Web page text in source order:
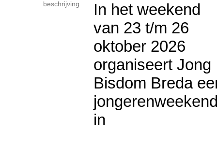
beschrijving
In het weekend
van 23 t/m 26
oktober 2026
organiseert Jong
Bisdom Breda
in